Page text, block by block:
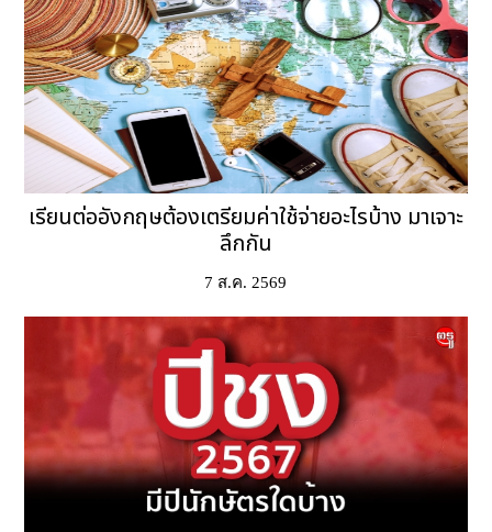
เรียนต่ออังกฤษต้องเตรียมค่าใช้จ่ายอะไรบ้าง มาเจาะ
ลึกกัน
7 ส.ค. 2569